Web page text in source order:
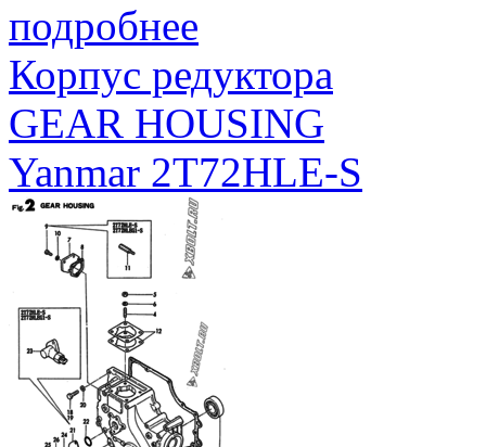
подробнее
Корпус редуктора
GEAR HOUSING
Yanmar 2T72HLE-S